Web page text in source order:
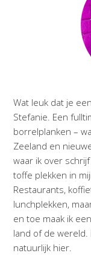
Wat leuk dat je
Stefanie. Een
borrelplanken –
Zeeland en
waar ik over
toffe plekken in
Restaurants,
lunchplekken,
en toe maak ik
land of de
natuurlijk hier.